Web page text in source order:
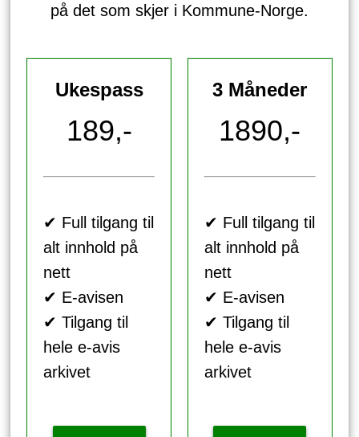
på det som skjer i Kommune-Norge.
Ukespass
189,-
✔ Full tilgang til
alt innhold på
nett
✔ E-avisen
✔ Tilgang til
hele e-avis
arkivet
3 Måneder
1890,-
✔ Full tilgang til
alt innhold på
nett
✔ E-avisen
✔ Tilgang til
hele e-avis
arkivet